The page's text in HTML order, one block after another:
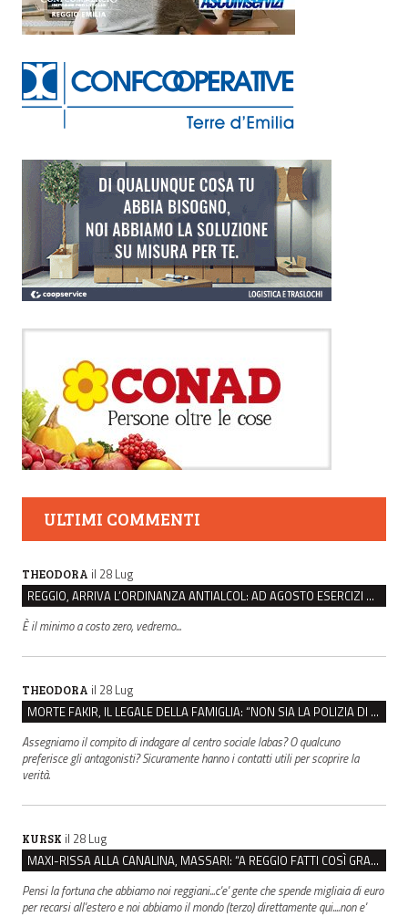
ULTIMI COMMENTI
THEODORA il 28 Lug
REGGIO, ARRIVA L’ORDINANZA ANTIALCOL: AD AGOSTO ESERCIZI DI VICINATO CHIUSI DALLE 22 ALLE 6
È il minimo a costo zero, vedremo...
THEODORA il 28 Lug
MORTE FAKIR, IL LEGALE DELLA FAMIGLIA: “NON SIA LA POLIZIA DI STATO A INDAGARE”
Assegniamo il compito di indagare al centro sociale labas? O qualcuno
preferisce gli antagonisti? Sicuramente hanno i contatti utili per scoprire la
verità.
KURSK il 28 Lug
MAXI-RISSA ALLA CANALINA, MASSARI: “A REGGIO FATTI COSÌ GRAVI NON DEVONO TROVARE SPAZIO”
Pensi la fortuna che abbiamo noi reggiani...c'e' gente che spende migliaia di euro
per recarsi all'estero e noi abbiamo il mondo (terzo) direttamente qui....non e'